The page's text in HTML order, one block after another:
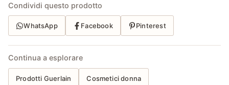
Condividi questo prodotto
WhatsApp Facebook Pinterest
Continua a esplorare
Prodotti Guerlain Cosmetici donna